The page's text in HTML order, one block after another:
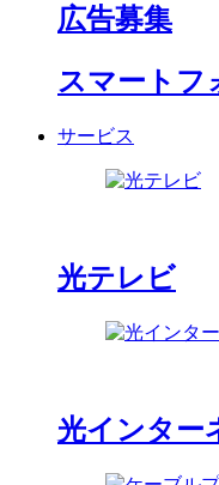
広告募集
スマートフ
サービス
光テレビ
光インター